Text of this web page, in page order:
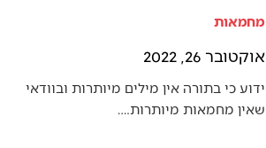
מחמאות
אוקטובר 26, 2022
ידוע כי בתורה אין מילים מיותרות ובוודאי
שאין מחמאות מיותרות.…